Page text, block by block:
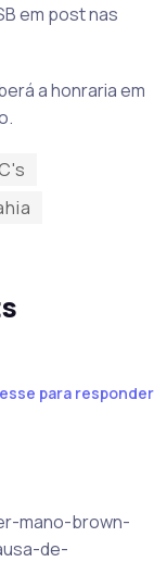
em post nas
a honraria em
para responder
mano-brown-
de-